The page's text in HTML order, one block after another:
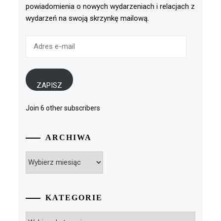
powiadomienia o nowych wydarzeniach i relacjach z
wydarzeń na swoją skrzynkę mailową.
ZAPISZ
Join 6 other subscribers
ARCHIWA
KATEGORIE